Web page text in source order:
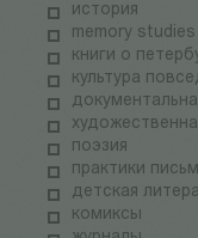
история
memory studies
книги о
культура
поэзия
практики
детская
комиксы